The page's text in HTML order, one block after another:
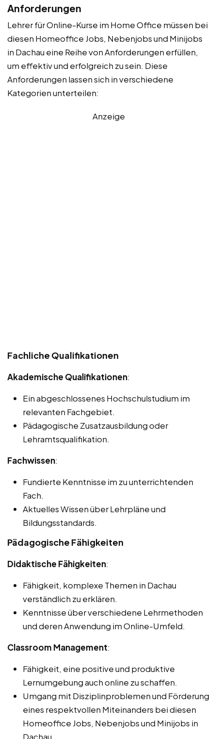
Anforderungen
Lehrer für Online-Kurse im Home Office müssen bei
diesen Homeoffice Jobs, Nebenjobs und Minijobs
in Dachau eine Reihe von Anforderungen erfüllen,
um effektiv und erfolgreich zu sein. Diese
Anforderungen lassen sich in verschiedene
Kategorien unterteilen:
Anzeige
Fachliche Qualifikationen
Akademische Qualifikationen:
Ein abgeschlossenes Hochschulstudium im
relevanten Fachgebiet.
Pädagogische Zusatzausbildung oder
Lehramtsqualifikation.
Fachwissen:
Fundierte Kenntnisse im zu unterrichtenden
Fach.
Aktuelles Wissen über Lehrpläne und
Bildungsstandards.
Pädagogische Fähigkeiten
Didaktische Fähigkeiten:
Fähigkeit, komplexe Themen in Dachau
verständlich zu erklären.
Kenntnisse über verschiedene Lehrmethoden
und deren Anwendung im Online-Umfeld.
Classroom Management:
Fähigkeit, eine positive und produktive
Lernumgebung auch online zu schaffen.
Umgang mit Disziplinproblemen und Förderung
eines respektvollen Miteinanders bei diesen
Homeoffice Jobs, Nebenjobs und Minijobs in
Dachau.